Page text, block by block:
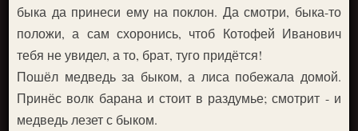
быка да принеси ему на поклон. Да смотри, быка-то
положи, а сам схоронись, чтоб Котофей Иванович
тебя не увидел, а то, брат, туго придётся!
Пошёл медведь за быком, а лиса побежала домой.
Принёс волк барана и стоит в раздумье; смотрит - и
медведь лезет с быком.